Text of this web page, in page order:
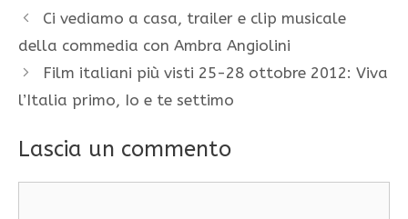
Ci vediamo a casa, trailer e clip musicale
della commedia con Ambra Angiolini
Film italiani più visti 25-28 ottobre 2012: Viva
l’Italia primo, Io e te settimo
Lascia un commento